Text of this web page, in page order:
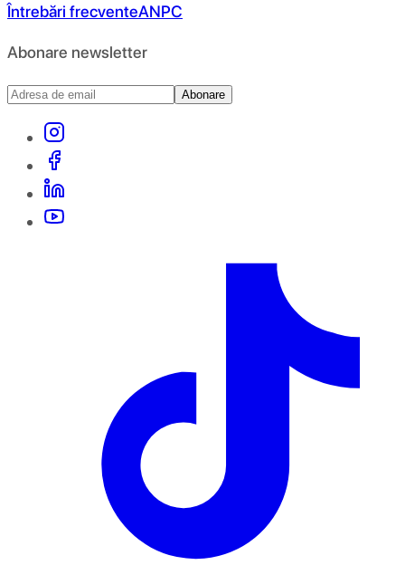
Întrebări frecventeANPC
Abonare newsletter
Abonare